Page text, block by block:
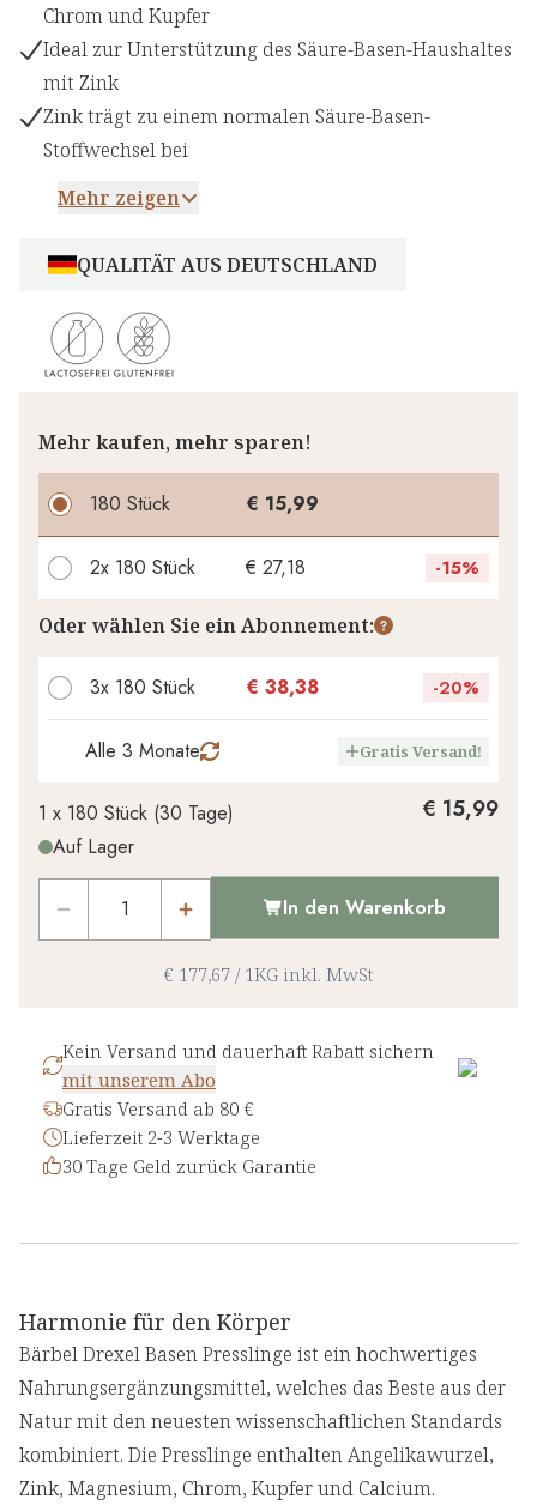
Chrom und Kupfer
Ideal zur Unterstützung des Säure-Basen-Haushaltes
mit Zink
Zink trägt zu einem normalen Säure-Basen-
Stoffwechsel bei
Mehr zeigen
QUALITÄT AUS DEUTSCHLAND
Mehr kaufen, mehr sparen!
180 Stück € 15,99
2x 180 Stück € 27,18 -15%
Ihr persönlicher Rabatt
1 € 0,00
Oder wählen Sie ein Abonnement:
3x 180 Stück € 38,38 -20%
Alle 3 Monate Gratis Versand!
1 x 180 Stück (30 Tage)
Auf Lager
€ 15,99
In den Warenkorb
€ 177,67 / 1KG inkl. MwSt
Kein Versand und dauerhaft Rabatt sichern
mit unserem Abo
Gratis Versand ab 80 €
Lieferzeit 2-3 Werktage
30 Tage Geld zurück Garantie
Harmonie für den Körper
Bärbel Drexel Basen Presslinge ist ein hochwertiges
Nahrungsergänzungsmittel, welches das Beste aus der
Natur mit den neuesten wissenschaftlichen Standards
kombiniert. Die Presslinge enthalten Angelikawurzel,
Zink, Magnesium, Chrom, Kupfer und Calcium.